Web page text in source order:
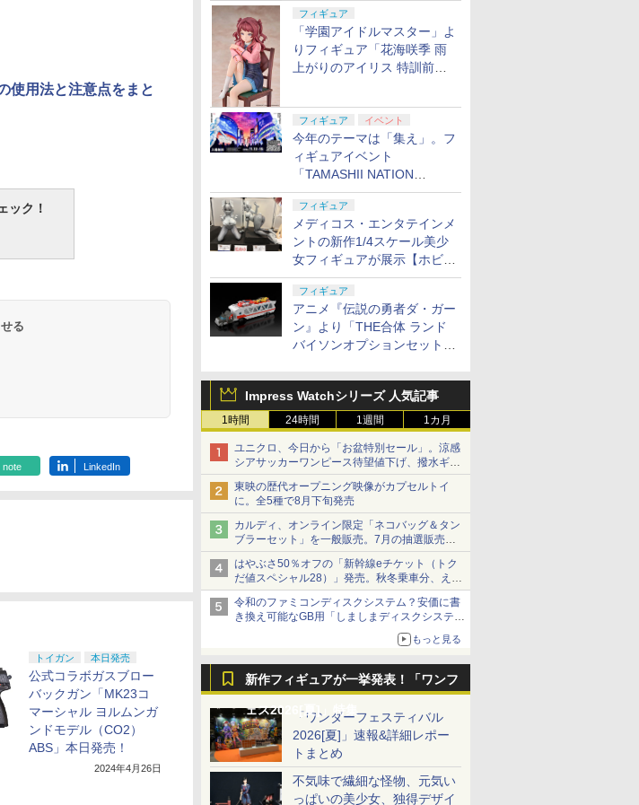
定
フィギュア
「学園アイドルマスター」よ
りフィギュア「花海咲季 雨
上がりのアイリス 特訓前
フィギュア イベント
今年のテーマは「集え」。フ
ィギュアイベント
「TAMASHII NATION
2026」が11月13日より開催
決定
フィギュア
メディコス・エンタテインメ
ントの新作1/4スケール美少
女フィギュアが展示【ホビー
メーカー合同展示会】
フィギュア
アニメ『伝説の勇者ダ・ガー
ン』より「THE合体 ランド
バイソンオプションセット」
Impress Watchシリーズ 人気記事
1時間 24時間 1週間 1カ月
ユニクロ、今日から「お盆特別セール」。涼感
シアサッカーワンピース待望値下げ、撥水ギア
ショーツは1990円に
東映の歴代オープニング映像がカプセルトイ
に。全5種で8月下旬発売
カルディ、オンライン限定「ネコバッグ＆タン
ブラーセット」を一般販売。7月の抽選販売の
当選無効分
はやぶさ50％オフの「新幹線eチケット（トク
だ値スペシャル28）」発売。秋冬乗車分、えき
ねっと限定
令和のファミコンディスクシステム？安価に書
き換え可能なGB用「しましまディスクシステ
もっと見る
新作フィギュアが一挙発表！「ワンフ
ェス2026[夏]」特集「ワンダーフェスティバル
2026[夏]」速報&詳細レポー
トまとめ
不気味で繊細な怪物、元気い
っぱいの美少女、独得デザイ
使用法と注意点をまと
ック！
る
note LinkedIn
トイガン 本日発売
公式コラボガスブロー
バックガン「MK23コ
マーシャル ヨルムンガ
ンドモデル（CO2）
ABS」本日発売！
2024年4月26日